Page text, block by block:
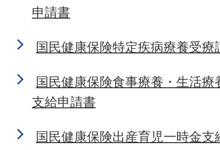
申請書
国民健康保険特定疾病療養受療
国民健康保険食事療養・生活
支給申請書
国民健康保険出産育児一時金支